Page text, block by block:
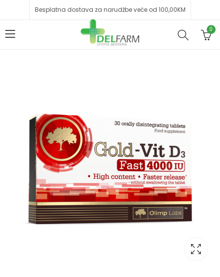
Besplatna dostava za narudžbe veće od 100,00KM
0